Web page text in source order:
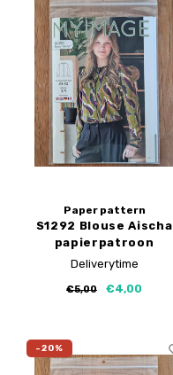
Paper pattern
S1292 Blouse Aischa
papierpatroon
Deliverytime
€5,00 €4,00
-20%